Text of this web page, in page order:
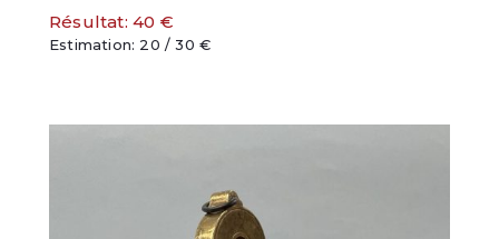
Résultat: 40 €
Estimation: 20 / 30 €